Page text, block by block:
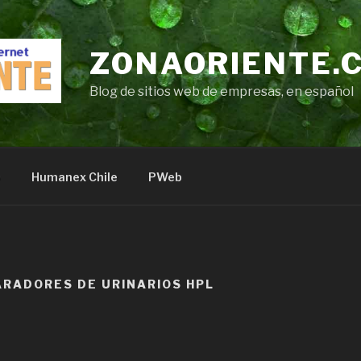
Blog de sitios web de empresas, en español
Humanex Chile PWeb
DE URINARIOS HPL